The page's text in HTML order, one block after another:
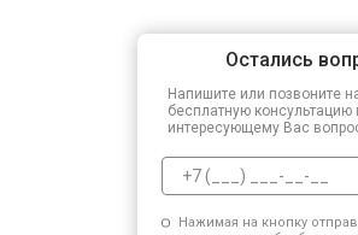
Остались
Напишите или позвоните
бесплатную консультацию
интересующему Вас
Нажимая на кнопку